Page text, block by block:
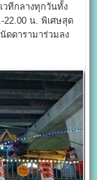
วทีกลางทุกวันทั้ง
22.00 น. พิเศษสุด
ดดารามาร่วมลง